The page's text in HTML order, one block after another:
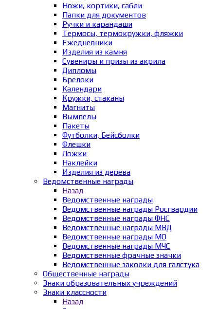
Ножи, кортики, сабли
Папки для документов
Ручки и карандаши
Термосы, термокружки, фляжки
Ежедневники
Изделия из камня
Сувениры и призы из акрила
Дипломы
Брелоки
Календари
Кружки, стаканы
Магниты
Вымпелы
Пакеты
Футболки, Бейсболки
Флешки
Ложки
Наклейки
Изделия из дерева
Ведомственные награды
Назад
Ведомственные награды
Ведомственные награды Росгвардии
Ведомственные награды ФНС
Ведомственные награды МВД
Ведомственные награды МО
Ведомственные награды МЧС
Ведомственные фрачные значки
Ведомственные заколки для галстука
Общественные награды
Знаки образовательных учреждений
Знаки классности
Назад